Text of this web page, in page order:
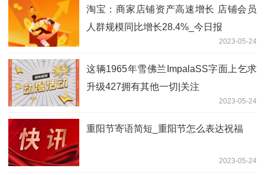
淘宝：商家店铺资产高速增长 店铺会员
人群规模同比增长28.4%_今日报
2023-05-24
这辆1965年雪佛兰ImpalaSS字面上乞求
升级427拥有其他一切|关注
2023-05-24
重阳节寄语简短_重阳节怎么表达祝福
2023-05-24